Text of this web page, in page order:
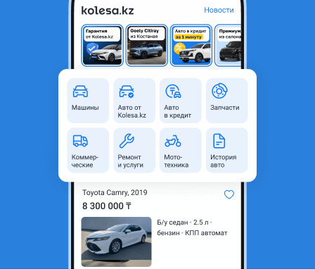
Актобе, Актюбинская
область
Новая
Оригинальность
Оригинал
Возможна рассрочка или
Да